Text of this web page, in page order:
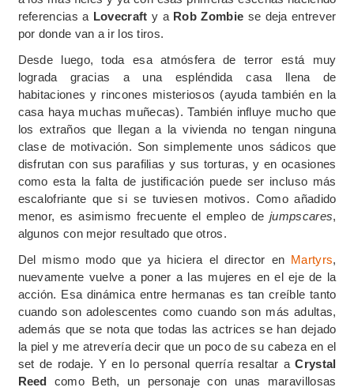
referencias a Lovecraft y a Rob Zombie se deja entrever
por donde van a ir los tiros.
Desde luego, toda esa atmósfera de terror está muy
lograda gracias a una espléndida casa llena de
habitaciones y rincones misteriosos (ayuda también en la
casa haya muchas muñecas). También influye mucho que
los extraños que llegan a la vivienda no tengan ninguna
clase de motivación. Son simplemente unos sádicos que
disfrutan con sus parafilias y sus torturas, y en ocasiones
como esta la falta de justificación puede ser incluso más
escalofriante que si se tuviesen motivos. Como añadido
menor, es asimismo frecuente el empleo dejumpscares,
algunos con mejor resultado que otros.
Del mismo modo que ya hiciera el director en Martyrs,
nuevamente vuelve a poner a las mujeres en el eje de la
acción. Esa dinámica entre hermanas es tan creíble tanto
cuando son adolescentes como cuando son más adultas,
además que se nota que todas las actrices se han dejado
la piel y me atrevería decir que un poco de su cabeza en el
set de rodaje. Y en lo personal querría resaltar aCrystal
Reed como Beth, un personaje con unas maravillosas